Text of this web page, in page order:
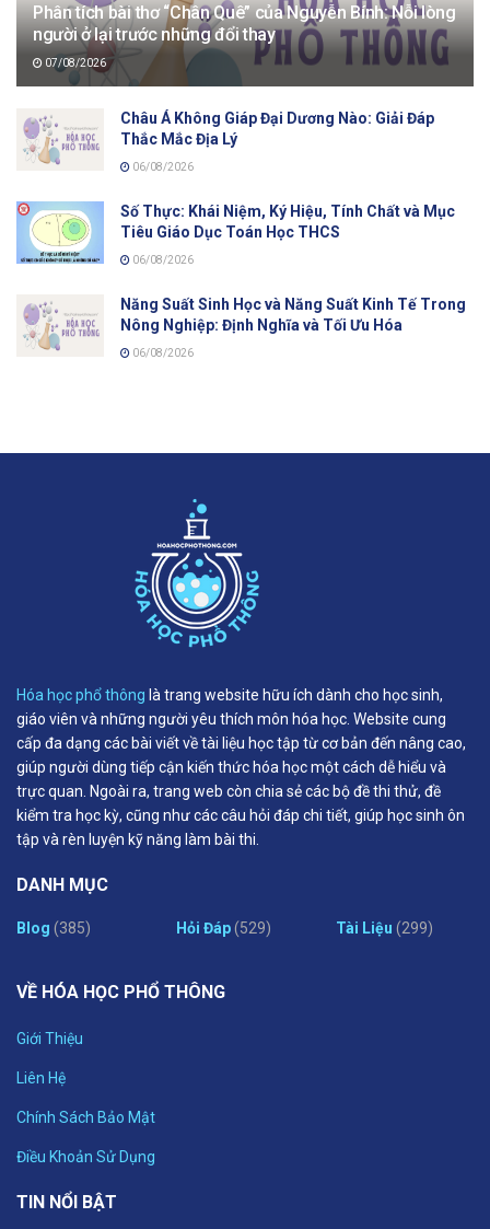
Phân tích bài thơ “Chân Quê” của Nguyễn Bính: Nỗi lòng
người ở lại trước những đổi thay
07/08/2026
Châu Á Không Giáp Đại Dương Nào: Giải Đáp
Thắc Mắc Địa Lý
06/08/2026
Số Thực: Khái Niệm, Ký Hiệu, Tính Chất và Mục
Tiêu Giáo Dục Toán Học THCS
06/08/2026
Năng Suất Sinh Học và Năng Suất Kinh Tế Trong
Nông Nghiệp: Định Nghĩa và Tối Ưu Hóa
06/08/2026
Hóa học phổ thông là trang website hữu ích dành cho học sinh,
giáo viên và những người yêu thích môn hóa học. Website cung
cấp đa dạng các bài viết về tài liệu học tập từ cơ bản đến nâng cao,
giúp người dùng tiếp cận kiến thức hóa học một cách dễ hiểu và
trực quan. Ngoài ra, trang web còn chia sẻ các bộ đề thi thử, đề
kiểm tra học kỳ, cũng như các câu hỏi đáp chi tiết, giúp học sinh ôn
tập và rèn luyện kỹ năng làm bài thi.
DANH MỤC
Blog (385) Hỏi Đáp(529) Tài Liệu (299)
VỀ HÓA HỌC PHỔ THÔNG
Giới Thiệu
Liên Hệ
Chính Sách Bảo Mật
Điều Khoản Sử Dụng
TIN NỔI BẬT